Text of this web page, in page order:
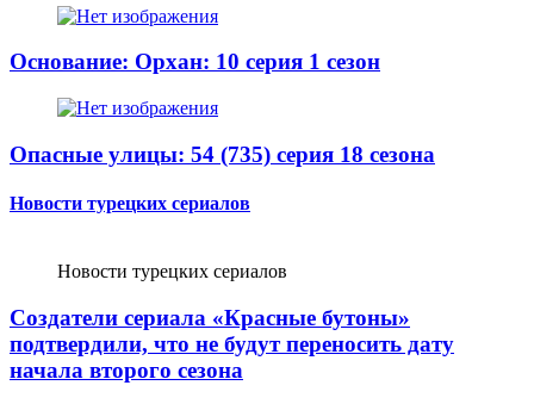
Основание: Орхан: 10 серия 1 сезон
Опасные улицы: 54 (735) серия 18 сезона
Новости турецких сериалов
Новости турецких сериалов
Создатели сериала «Красные бутоны»
подтвердили, что не будут переносить дату
начала второго сезона